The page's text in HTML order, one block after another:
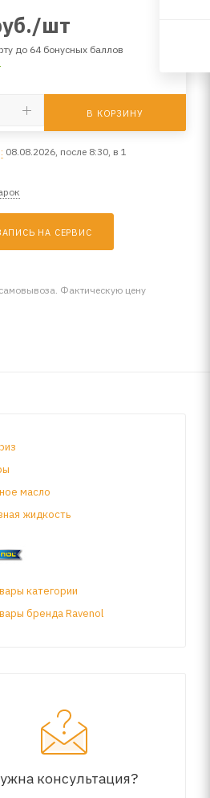
/шт
до 64 бонусных баллов
В КОРЗИНУ
08.08.2026, после 8:30, в 1
НА СЕРВИС
Фактическую цену
масло
жидкость
категории
бренда Ravenol
консультация?